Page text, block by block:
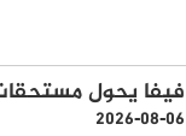
فيفا يحول
2026-08-06